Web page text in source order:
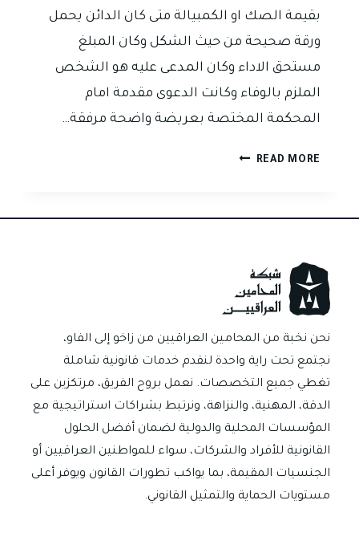
بقيمة الصك او الكمبيالة متى كان الدائن يحمل
ورقة صحيحة من حيث الشكل وكان المبلغ
مستحق الاداء وكان المدعى عليه هو الشخص
الملزم بالوفاء وكانت الدعوى مقدمة امام
المحكمة المختصة بعريضة واضحة مرفقة…
READ MORE متطلبات
المطالبة
او
الكمبيالة
في
العراق
نحن نخبة من المحامين العراقيين من زاخو إلى الفاو،
نجتمع تحت راية واحدة لنقدم خدمات قانونية شاملة
تغطي جميع التخصصات. نعمل بروح الفريق، مرتكزين على
الدقة، المهنية، والنزاهة، ونرتبط بشراكات استراتيجية مع
المؤسسات المحلية والدولية لضمان أفضل الحلول
القانونية للأفراد والشركات، سواء للمواطنين العراقيين أو
الجنسيات المقيمة، بما يواكب تطورات القانون ويوفر أعلى
مستويات الحماية والتمثيل القانوني.